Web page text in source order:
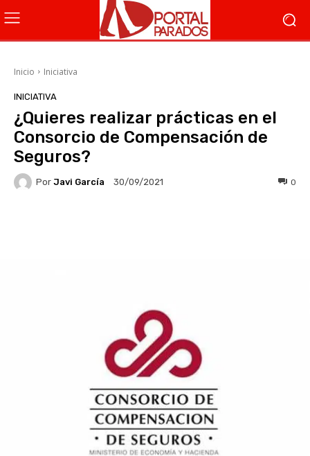
Inicio Iniciativa
INICIATIVA
¿Quieres realizar prácticas en el
Consorcio de Compensación de
Seguros?
Por Javi García 30/09/2021 0